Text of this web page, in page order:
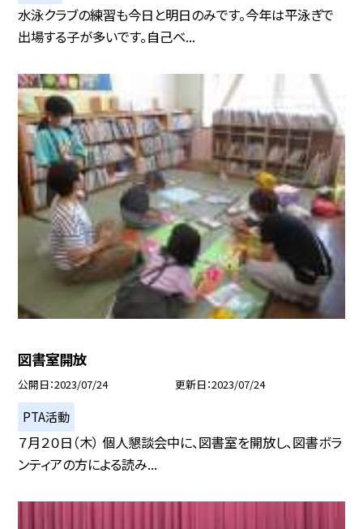
水泳クラブの練習も今日と明日のみです。今年は平泳ぎで
出場する子が多いです。自己ベ...
図書室開放
公開日 2023/07/24 更新日 2023/07/24
PTA活動
７月２０日（木） 個人懇談会中に、図書室を開放し、図書ボラ
ンティアの方による読み...